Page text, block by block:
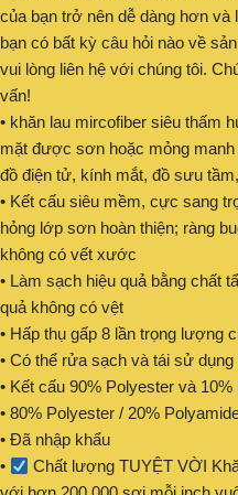
của bạn trở nên dễ dàng hơn
bạn có bất kỳ câu hỏi nào về
vui lòng liên hệ với chúng tôi.
vấn!
• khăn lau mircofiber siêu thấm
mặt được sơn hoặc mỏng
đồ điện tử, kính mắt, đồ sưu
• Kết cấu siêu mềm, cực sang
hỏng lớp sơn hoàn thiện; ràng
không có vết xước
• Làm sạch hiệu quả bằng chất
quả không có vệt
• Hấp thụ gấp 8 lần trọng lượng
• Có thể rửa sạch và tái sử dụng
• Kết cấu 90% Polyester và
• 80% Polyester / 20%
• Đã nhập khẩu
•
Chất lượng TUYỆT VỜI